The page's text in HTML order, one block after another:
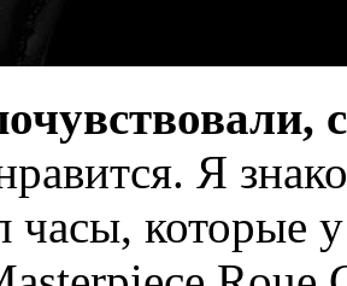
Я
часы, которые